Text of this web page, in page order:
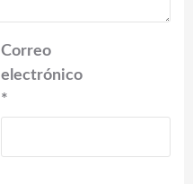
Correo
electrónico
*